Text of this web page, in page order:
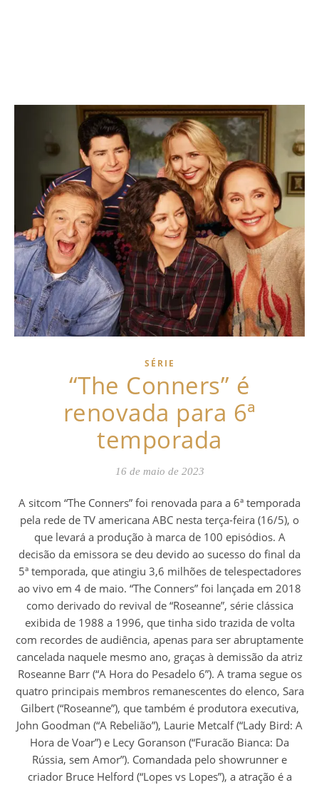
SÉRIE
“The Conners” é
renovada para 6ª
temporada
16 de maio de 2023
A sitcom “The Conners” foi renovada para a 6ª temporada
pela rede de TV americana ABC nesta terça-feira (16/5), o
que levará a produção à marca de 100 episódios. A
decisão da emissora se deu devido ao sucesso do final da
5ª temporada, que atingiu 3,6 milhões de telespectadores
ao vivo em 4 de maio. “The Conners” foi lançada em 2018
como derivado do revival de “Roseanne”, série clássica
exibida de 1988 a 1996, que tinha sido trazida de volta
com recordes de audiência, apenas para ser abruptamente
cancelada naquele mesmo ano, graças à demissão da atriz
Roseanne Barr (“A Hora do Pesadelo 6”). A trama segue os
quatro principais membros remanescentes do elenco, Sara
Gilbert (“Roseanne”), que também é produtora executiva,
John Goodman (“A Rebelião”), Laurie Metcalf (“Lady Bird: A
Hora de Voar”) e Lecy Goranson (“Furacão Bianca: Da
Rússia, sem Amor”). Comandada pelo showrunner e
criador Bruce Helford (“Lopes vs Lopes”), a atração é a